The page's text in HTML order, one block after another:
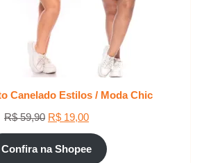
Canelado Estilos / Moda Chic
R$59,90 O
preço
original
R$ 19,00O
preço
atual
Confira na Shopee